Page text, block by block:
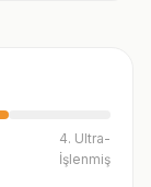
4. Ultra-
İşlenmiş